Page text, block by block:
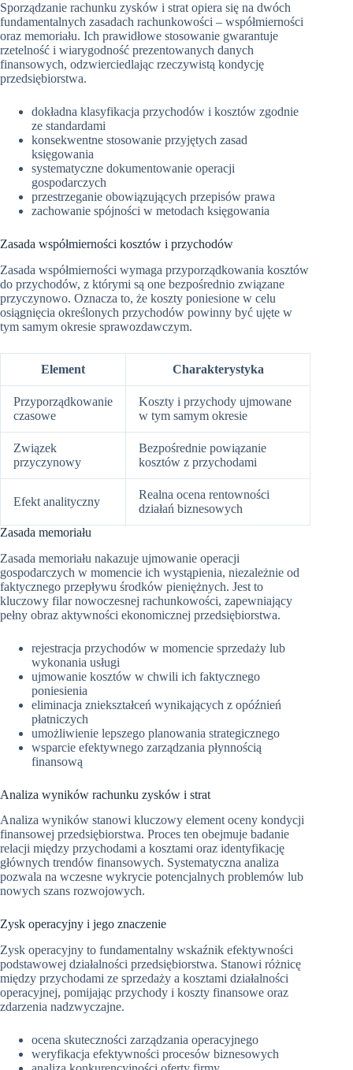
Sporządzanie rachunku zysków i strat opiera się na dwóch
fundamentalnych zasadach rachunkowości – współmierności
oraz memoriału. Ich prawidłowe stosowanie gwarantuje
rzetelność i wiarygodność prezentowanych danych
finansowych, odzwierciedlając rzeczywistą kondycję
przedsiębiorstwa.
dokładna klasyfikacja przychodów i kosztów zgodnie
ze standardami
konsekwentne stosowanie przyjętych zasad
księgowania
systematyczne dokumentowanie operacji
gospodarczych
przestrzeganie obowiązujących przepisów prawa
zachowanie spójności w metodach księgowania
Zasada współmierności kosztów i przychodów
Zasada współmierności wymaga przyporządkowania kosztów
do przychodów, z którymi są one bezpośrednio związane
przyczynowo. Oznacza to, że koszty poniesione w celu
osiągnięcia określonych przychodów powinny być ujęte w
tym samym okresie sprawozdawczym.
Element Charakterystyka
Przyporządkowanie
czasowe
Koszty i przychody ujmowane
w tym samym okresie
Związek
przyczynowy
Bezpośrednie powiązanie
kosztów z przychodami
Efekt analityczny
Realna ocena rentowności
działań biznesowych
Zasada memoriału
Zasada memoriału nakazuje ujmowanie operacji
gospodarczych w momencie ich wystąpienia, niezależnie od
faktycznego przepływu środków pieniężnych. Jest to
kluczowy filar nowoczesnej rachunkowości, zapewniający
pełny obraz aktywności ekonomicznej przedsiębiorstwa.
rejestracja przychodów w momencie sprzedaży lub
wykonania usługi
ujmowanie kosztów w chwili ich faktycznego
poniesienia
eliminacja zniekształceń wynikających z opóźnień
płatniczych
umożliwienie lepszego planowania strategicznego
wsparcie efektywnego zarządzania płynnością
finansową
Analiza wyników rachunku zysków i strat
Analiza wyników stanowi kluczowy element oceny kondycji
finansowej przedsiębiorstwa. Proces ten obejmuje badanie
relacji między przychodami a kosztami oraz identyfikację
głównych trendów finansowych. Systematyczna analiza
pozwala na wczesne wykrycie potencjalnych problemów lub
nowych szans rozwojowych.
Zysk operacyjny i jego znaczenie
Zysk operacyjny to fundamentalny wskaźnik efektywności
podstawowej działalności przedsiębiorstwa. Stanowi różnicę
między przychodami ze sprzedaży a kosztami działalności
operacyjnej, pomijając przychody i koszty finansowe oraz
zdarzenia nadzwyczajne.
ocena skuteczności zarządzania operacyjnego
weryfikacja efektywności procesów biznesowych